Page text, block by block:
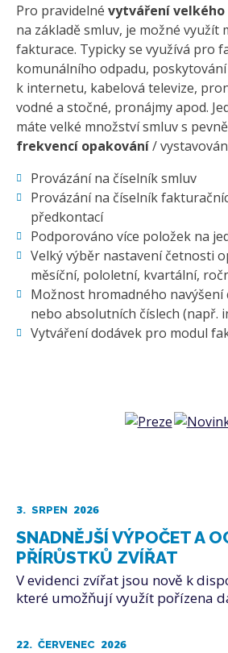
Pro pravidelné vytváření
na základě smluv, je možné využít
fakturace. Typicky se využívá pro
komunálního odpadu,
k internetu, kabelová televize,
vodné a stočné, pronájmy apod.
máte velké množství smluv s
frekvencí opakování/
Provázání na číselník smluv
Provázání na číselník
předkontací
Podporováno více položek na
Velký výběr nastavení četnosti
měsíční, pololetní, kvartální,
Možnost hromadného navýšení
nebo absolutních číslech (např.
Vytváření dodávek pro modul
3. SRPEN 2026
SNADNĚJŠÍ VÝPOČET A
PŘÍRŮSTKŮ ZVÍŘAT
V evidenci zvířat jsou nově k
které umožňují využít pořízena
22. ČERVENEC 2026